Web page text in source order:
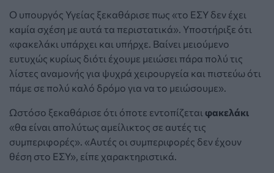
Ο υπουργός Υγείας ξεκαθάρισε πως «το ΕΣΥ δεν έχει
καμία σχέση με αυτά τα περιστατικά». Υποστήριξε ότι
«φακελάκι υπάρχει και υπήρχε. Βαίνει μειούμενο
ευτυχώς κυρίως διότι έχουμε μειώσει πάρα πολύ τις
λίστες αναμονής για ψυχρά χειρουργεία και πιστεύω ότι
πάμε σε πολύ καλό δρόμο για να το μειώσουμε».
Ωστόσο ξεκαθάρισε ότι όποτε εντοπίζεται φακελάκι
«θα είναι απολύτως αμείλικτος σε αυτές τις
συμπεριφορές». «Αυτές οι συμπεριφορές δεν έχουν
θέση στο ΕΣΥ», είπε χαρακτηριστικά.